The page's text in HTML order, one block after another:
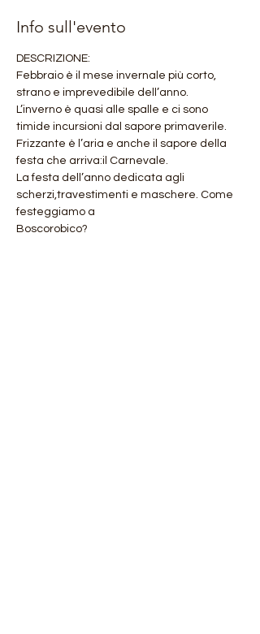
Info sull'evento
DESCRIZIONE:
Febbraio è il mese invernale più corto,
strano e imprevedibile dell’anno.
L’inverno è quasi alle spalle e ci sono
timide incursioni dal sapore primaverile.
Frizzante è l’aria e anche il sapore della
festa che arriva:il Carnevale.
La festa dell’anno dedicata agli
scherzi,travestimenti e maschere. Come
festeggiamo a
Boscorobico?